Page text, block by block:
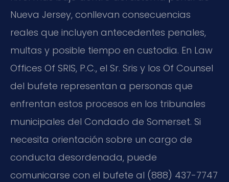
Nueva Jersey, conllevan consecuencias
reales que incluyen antecedentes penales,
multas y posible tiempo en custodia. En Law
Offices Of SRIS, P.C., el Sr. Sris y los Of Counsel
del bufete representan a personas que
enfrentan estos procesos en los tribunales
municipales del Condado de Somerset. Si
necesita orientación sobre un cargo de
conducta desordenada, puede
comunicarse con el bufete al (888) 437-7747